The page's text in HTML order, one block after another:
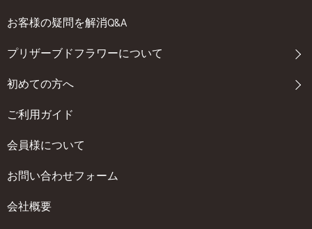
お客様の疑問を解消Q&A
プリザーブドフラワーについて
初めての方へ
ご利用ガイド
会員様について
お問い合わせフォーム
会社概要